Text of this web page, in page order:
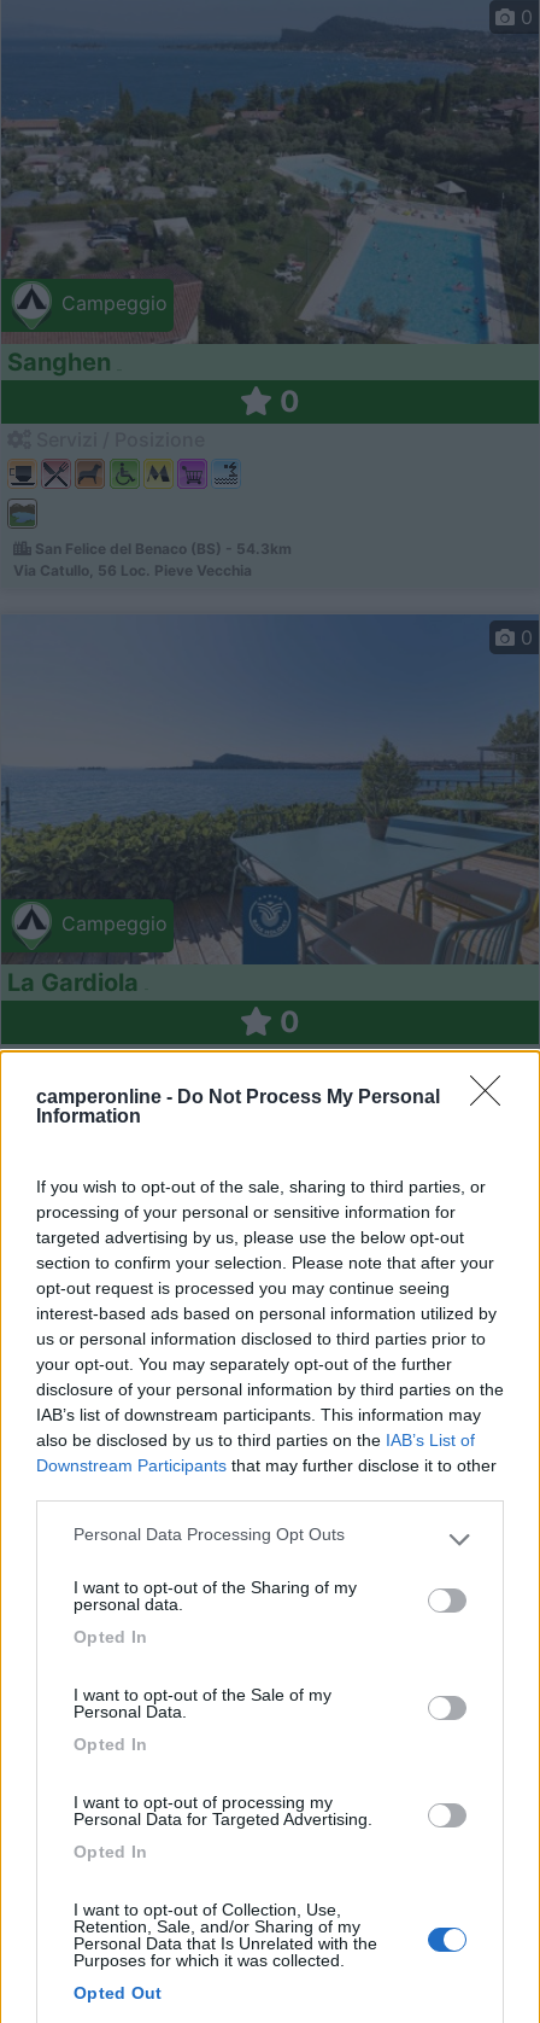
camperonline - Do Not Process My Personal
Information
If you wish to opt-out of the sale, sharing to third parties, or
processing of your personal or sensitive information for
targeted advertising by us, please use the below opt-out
section to confirm your selection. Please note that after your
opt-out request is processed you may continue seeing
interest-based ads based on personal information utilized by
us or personal information disclosed to third parties prior to
your opt-out. You may separately opt-out of the further
disclosure of your personal information by third parties on the
IAB’s list of downstream participants. This information may
also be disclosed by us to third parties on the IAB’s List of
Downstream Participants that may further disclose it to other
Please note that this website/app uses one or more Google
not limited to your visit or usage behaviour. You may click to
grant or deny consent to Google and its third-party tags to
use your data for below specified purposes in below Google
Personal Data Processing Opt Outs
I want to opt-out of the Sharing of my
personal data.
Opted In
I want to opt-out of the Sale of my
Personal Data.
Opted In
I want to opt-out of processing my
Personal Data for Targeted Advertising.
Opted In
I want to opt-out of Collection, Use,
Retention, Sale, and/or Sharing of my
Personal Data that Is Unrelated with the
Purposes for which it was collected.
Opted Out
Campeggio
0
Sanghen
0
San Felice del Benaco (BS) - 54.3km
Via Catullo, 56 Loc. Pieve Vecchia
Campeggio
0
La Gardiola
0
Servizi / Posizione
Via Gardiola, 36
Campeggio
Trattoria Campeggio Giglio
Gargnano (BS) - 64.7km